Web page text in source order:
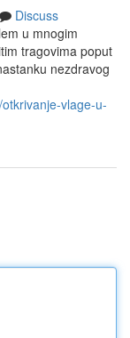
Discuss
u mnogim
tragovima poput
nezdravog
vlage-u-